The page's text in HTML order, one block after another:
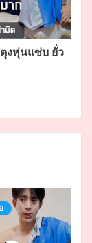
งหุ่นแซ่บ ยั่ว